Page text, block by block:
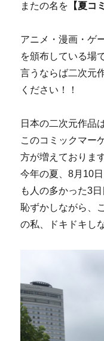
またの名を 【夏コ
アニメ・漫画・ゲ
を頒布している場
言うならば二次元
ください！！
日本の二次元作品
このコミックマー
方が増えております
今年の夏、8月10
も人の多かった3
恥ずかしながら、
の私、ドキドキし